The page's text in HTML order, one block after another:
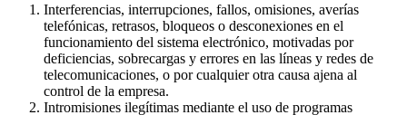
Interferencias, interrupciones, fallos, omisiones, averías
telefónicas, retrasos, bloqueos o desconexiones en el
funcionamiento del sistema electrónico, motivadas por
deficiencias, sobrecargas y errores en las líneas y redes de
telecomunicaciones, o por cualquier otra causa ajena al
control de la empresa.
Intromisiones ilegítimas mediante el uso de programas